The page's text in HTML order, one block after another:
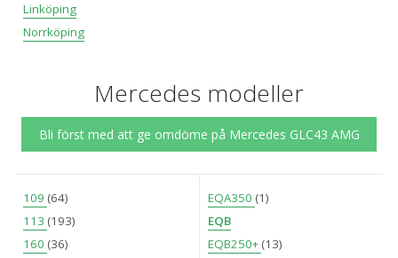
Linköping
Norrköping
Mercedes modeller
Bli först med att ge omdöme på Mercedes GLC43 AMG
109 (64)
113 (193)
160 (36)
EQA350 (1)
EQB
EQB250+ (13)